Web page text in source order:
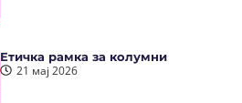
Етичка рамка за колумни
21 мај 2026